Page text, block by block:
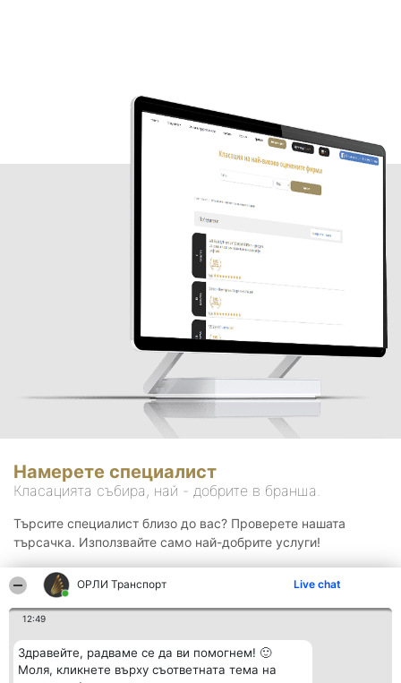
ОРЛИ Транспорт Live chat
12:49
Здравейте, радваме се да ви помогнем! 🙂
Моля, кликнете върху съответната тема на
Намерете специалист
Класацията събира, най - добрите в бранша.
Търсите специалист близо до вас? Проверете нашата
търсачка. Използвайте само най-добрите услуги!